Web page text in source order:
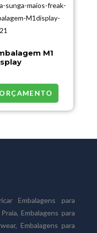
M1
ORÇAMENTO
Embalagens para
Embalagens para
Embalagens para